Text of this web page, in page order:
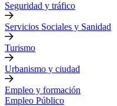
Seguridad y tráfico
Servicios Sociales y Sanidad
Turismo
Urbanismo y ciudad
Empleo y formación
Empleo Público